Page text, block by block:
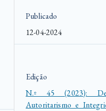
Publicado
12-04-2024
Edição
N.º 45 (2023):
Autoritarismo e